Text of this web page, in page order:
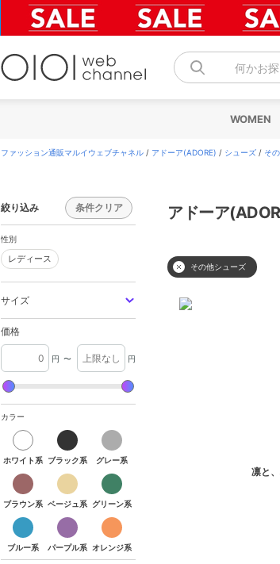
何かお
WOMEN
ファッション通販マルイウェブチャネル / アドーア(ADORE) / シューズ / そ
絞り込み 条件クリア
性別
レディース
レディース
サイズ
価格
円 〜 円
カラー
ホワイト系
ホワイト系
ブラック系
ブラック系
グレー系
グレー系
ブラウン系
ブラウン系
ベージュ系
ベージュ系
グリーン系
グリーン系
ブルー系
ブルー系
パープル系
パープル系
オレンジ系
オレンジ系
アドーア
その他シューズ